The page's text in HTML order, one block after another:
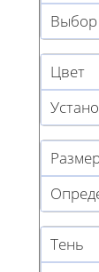
Выбор
Цвет
Размер
Тень